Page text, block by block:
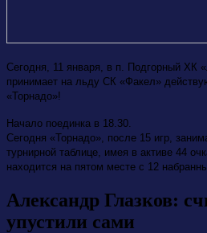
Сегодня, 11 января, в п. Подгорный ХК
принимает на льду СК «Факел»
«Торнадо»!
Начало поединка в 18.30.
Сегодня «Торнадо», после 15 игр,
турнирной таблице, имея в активе 44
находится на пятом месте с 12
Александр Глазков:
упустили сами